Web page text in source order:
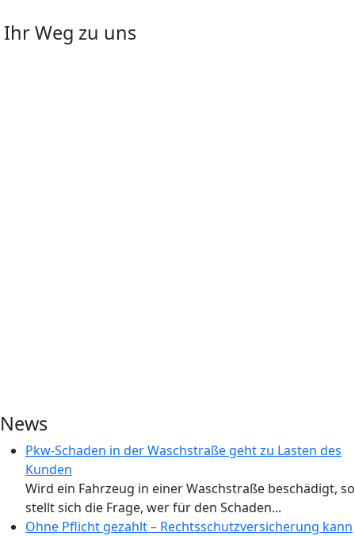
Ihr Weg zu uns
News
Pkw-Schaden in der Waschstraße geht zu Lasten des
Kunden
Wird ein Fahrzeug in einer Waschstraße beschädigt, so
stellt sich die Frage, wer für den Schaden...
Ohne Pflicht gezahlt – Rechtsschutzversicherung kann